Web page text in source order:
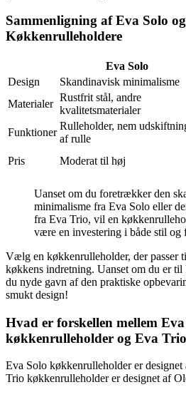
Sammenligning af Eva Solo
Køkkenrulleholdere
Eva Solo
Design
Skandinavisk minimalisme
Materialer
Rustfrit stål, andre
kvalitetsmaterialer
Funktioner
Rulleholder, nem
af rulle
Pris
Moderat til høj
Uanset om du foretrækker den
minimalisme fra Eva Solo eller
fra Eva Trio, vil en
være en investering i både stil og
Vælg en køkkenrulleholder, der passer
køkkens indretning. Uanset om du er
du nyde gavn af den praktiske
smukt design!
Hvad er forskellen mellem
køkkenrulleholder og Eva
Eva Solo køkkenrulleholder er
Trio køkkenrulleholder er designet af